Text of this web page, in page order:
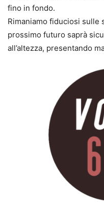
fino in fondo.
Rimaniamo fiduciosi sulle
prossimo futuro saprà
all’altezza, presentando